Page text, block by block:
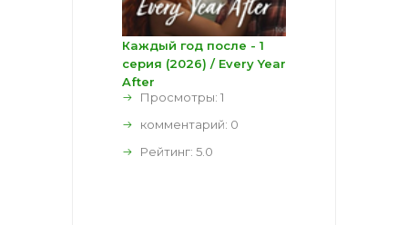
Каждый год после - 1
серия (2026) / Every Year
After
Просмотры: 1
комментарий: 0
Рейтинг: 5.0